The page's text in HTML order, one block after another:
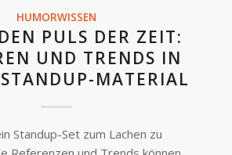
HUMORWISSEN
PULS DER ZEIT:
UND TRENDS IN
MATERIAL
Standup-Set zum Lachen zu